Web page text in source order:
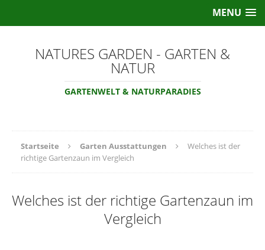
MENU
NATURES GARDEN - GARTEN &
NATUR
GARTENWELT & NATURPARADIES
Startseite Garten Ausstattungen
Welches ist der
richtige Gartenzaun im Vergleich
Welches ist der richtige Gartenzaun im
Vergleich